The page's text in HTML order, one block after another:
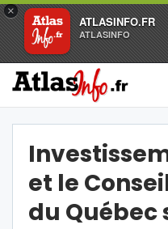
×
ATLASINFO.FR
ATLASINFO
et le
du Québec